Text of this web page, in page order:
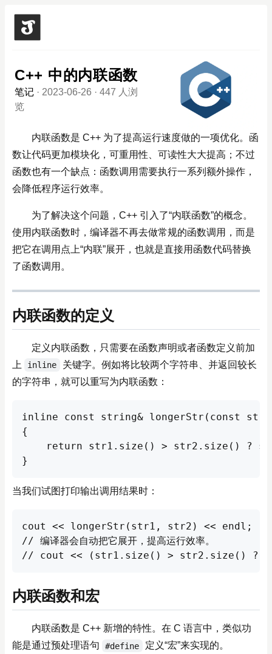
C++ 中的内联函数
笔记 · 2023-06-26 · 447 人浏
览
内联函数是 C++ 为了提高运行速度做的一项优化。函
数让代码更加模块化，可重用性、可读性大大提高；不过
函数也有一个缺点：函数调用需要执行一系列额外操作，
会降低程序运行效率。
为了解决这个问题，C++ 引入了“内联函数”的概念。
使用内联函数时，编译器不再去做常规的函数调用，而是
把它在调用点上“内联”展开，也就是直接用函数代码替换
了函数调用。
内联函数的定义
定义内联函数，只需要在函数声明或者函数定义前加
上
inline
关键字。例如将比较两个字符串、并返回较长
的字符串，就可以重写为内联函数：
inline const string& longerStr(const
{
return str1.size() > str2.size() ?
}
当我们试图打印输出调用结果时：
cout << longerStr(str1, str2) << endl;
// 编译器会自动把它展开，提高运行效率。
// cout << (str1.size() > str2.size() ?
内联函数和宏
内联函数是 C++ 新增的特性。在 C 语言中，类似功
能是通过预处理语句
#define 定义“宏”来实现的。